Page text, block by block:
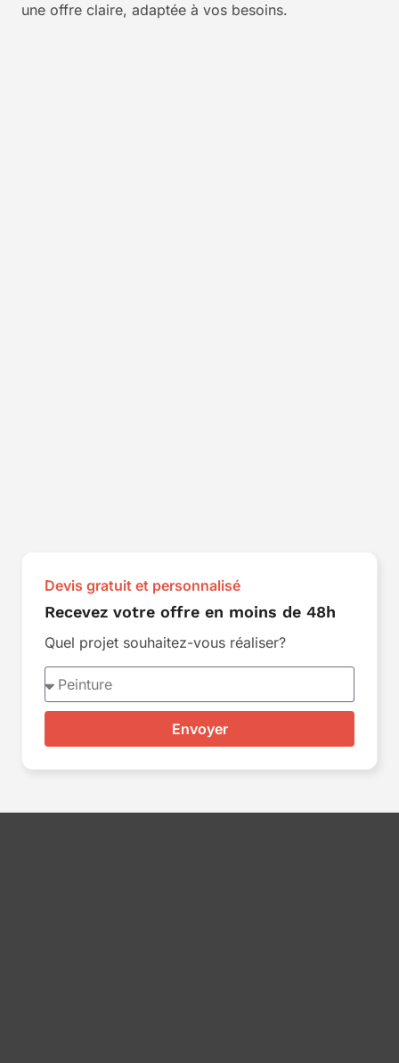
une offre claire, adaptée à vos besoins.
Devis gratuit et personnalisé
Recevez votre offre en moins de 48h
Quel projet souhaitez-vous réaliser?
Envoyer